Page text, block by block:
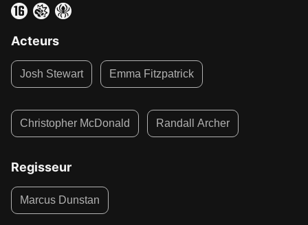
Acteurs
Josh Stewart Emma Fitzpatrick
Christopher McDonald Randall Archer
Regisseur
Marcus Dunstan